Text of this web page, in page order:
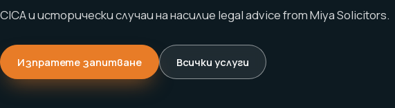
CICA и исторически случаи на насилие legal advice from Miya Solicitors.
Изпратете запитване Всички услуги